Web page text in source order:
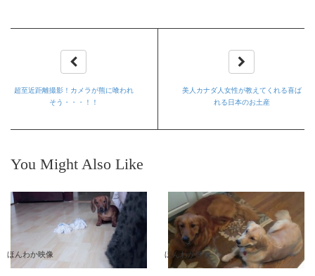
超至近距離撮影！カメラが熊に喰われ
そう・・・！！
美人カナダ人女性が教えてくれる喜ば
れる日本のお土産
You Might Also Like
ほんわか映像 ほんわか映像